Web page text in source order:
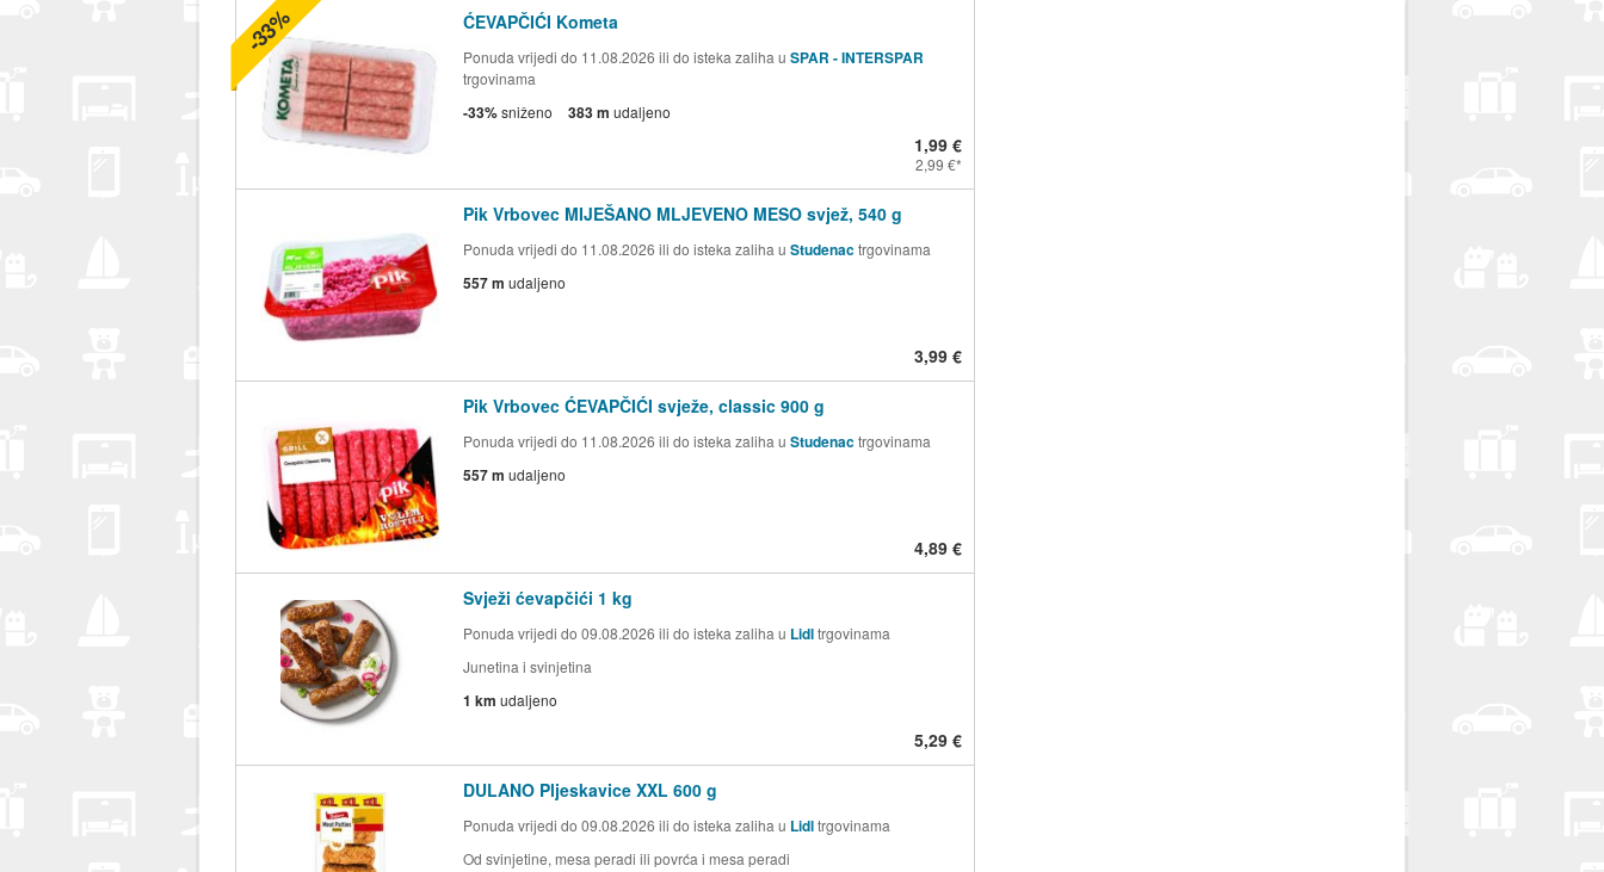
ĆEVAPČIĆI Kometa
Ponuda vrijedi do 11.08.2026 ili do isteka zaliha u SPAR - INTERSPAR
trgovinama
-33%sniženo 383 m udaljeno
1,99 €
2,99 €
-33%
Pik Vrbovec MIJEŠANO MLJEVENO MESO svjež, 540 g
Ponuda vrijedi do 11.08.2026 ili do isteka zaliha u Studenactrgovinama
557 m udaljeno
3,99 €
Pik Vrbovec ĆEVAPČIĆI svježe, classic 900 g
Ponuda vrijedi do 11.08.2026 ili do isteka zaliha u Studenactrgovinama
557 m udaljeno
4,89 €
Svježi ćevapčići 1 kg
Ponuda vrijedi do 09.08.2026 ili do isteka zaliha u Lidltrgovinama
Junetina i svinjetina
1 km udaljeno
5,29 €
DULANO Pljeskavice XXL 600 g
Ponuda vrijedi do 09.08.2026 ili do isteka zaliha u Lidltrgovinama
Od svinjetine, mesa peradi ili povrća i mesa peradi